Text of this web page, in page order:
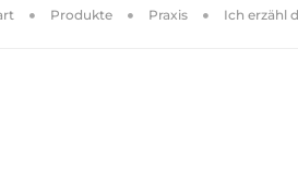
Produkte Praxis Ich erzähl